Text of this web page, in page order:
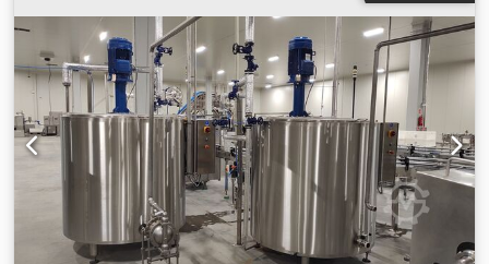
Bachórz, Polonia). Opciones de pago disponibles:
reacondicionamiento / transporte / instalación / puesta en
marcha. Cedpfx Acoxdbw Asbeha El precio indicado es
neto. HABLAMOS INGLÉS, ALEMÁN, FRANCÉS, RUSO,
UCRANIANO.